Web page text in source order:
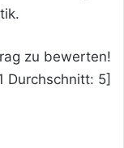
zu bewerten!
Durchschnitt: 5]